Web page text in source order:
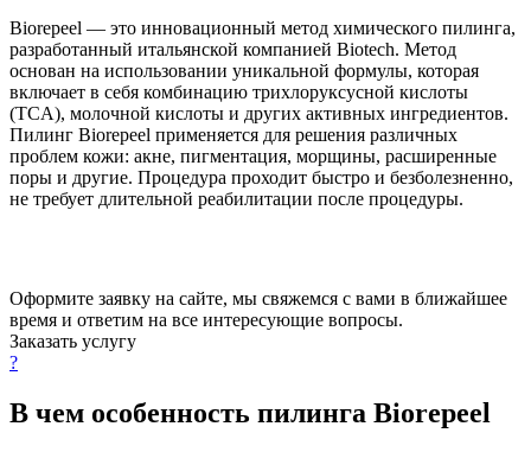
Biorepeel — это инновационный метод химического пилинга,
разработанный итальянской компанией Biotech. Метод
основан на использовании уникальной формулы, которая
включает в себя комбинацию трихлоруксусной кислоты
(TCA), молочной кислоты и других активных ингредиентов.
Пилинг Biorepeel применяется для решения различных
проблем кожи: акне, пигментация, морщины, расширенные
поры и другие. Процедура проходит быстро и безболезненно,
не требует длительной реабилитации после процедуры.
Оформите заявку на сайте, мы свяжемся с вами в ближайшее
время и ответим на все интересующие вопросы.
Заказать услугу
?
В чем особенность пилинга Biorepeel